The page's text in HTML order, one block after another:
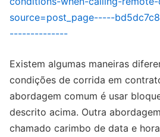
source=post_page-----
--------------
Existem algumas maneiras
condições de corrida em
abordagem comum é usar
descrito acima. Outra
chamado carimbo de data e